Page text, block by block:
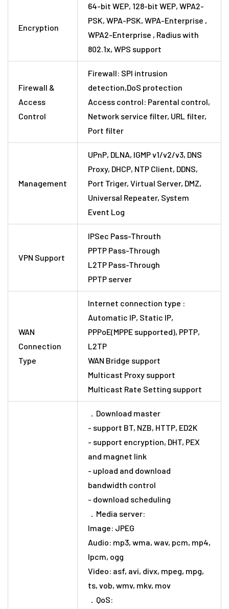
Encryption
64-bit WEP, 128-bit WEP, WPA2-
PSK, WPA-PSK, WPA-Enterprise ,
WPA2-Enterprise , Radius with
802.1x, WPS support
Firewall &
Access
Control
Firewall: SPI intrusion
detection,DoS protection
Access control: Parental control,
Network service filter, URL filter,
Port filter
Management
UPnP, DLNA, IGMP v1/v2/v3, DNS
Proxy, DHCP, NTP Client, DDNS,
Port Triger, Virtual Server, DMZ,
Universal Repeater, System
Event Log
VPN Support
IPSec Pass-Throuth
PPTP Pass-Through
L2TP Pass-Through
PPTP server
WAN
Connection
Type
Internet connection type :
Automatic IP, Static IP,
PPPoE(MPPE supported), PPTP,
L2TP
WAN Bridge support
Multicast Proxy support
Multicast Rate Setting support
．Download master
- support BT, NZB, HTTP, ED2K
- support encryption, DHT, PEX
and magnet link
- upload and download
bandwidth control
- download scheduling
．Media server:
Image: JPEG
Audio: mp3, wma, wav, pcm, mp4,
lpcm, ogg
Video: asf, avi, divx, mpeg, mpg,
ts, vob, wmv, mkv, mov
．QoS: